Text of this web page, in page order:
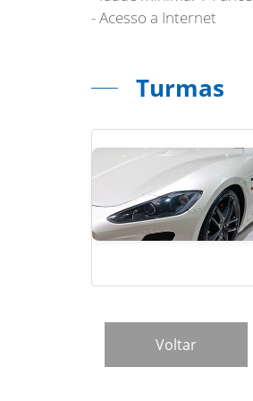
- Acesso a Internet
Turmas